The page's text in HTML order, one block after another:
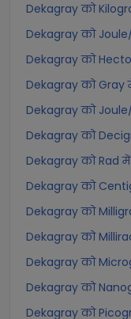
Dekagray को
Dekagray को
Dekagray को
Dekagray को Gray
Dekagray को
Dekagray को
Dekagray को Rad
Dekagray को
Dekagray को
Dekagray को
Dekagray को
Dekagray को
Dekagray को